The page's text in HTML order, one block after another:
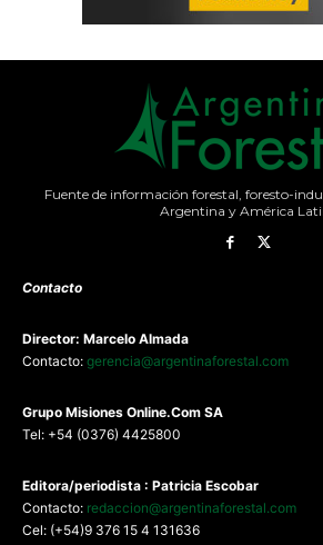
Fuente de información forestal, foresto-
Argentina y América
Contacto
Director: Marcelo Almada
Contacto: gerencia@argentinaforestal.com
Grupo Misiones Online.Com SA
Tel: +54 (0376) 4425800
Editora/periodista : Patricia Escobar
Contacto: redaccion@argentinaforestal.com
Cel: (+54)9 376 15 4 131636